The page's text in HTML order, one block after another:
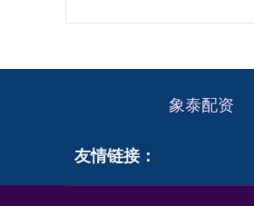
象泰配资
友情链接：